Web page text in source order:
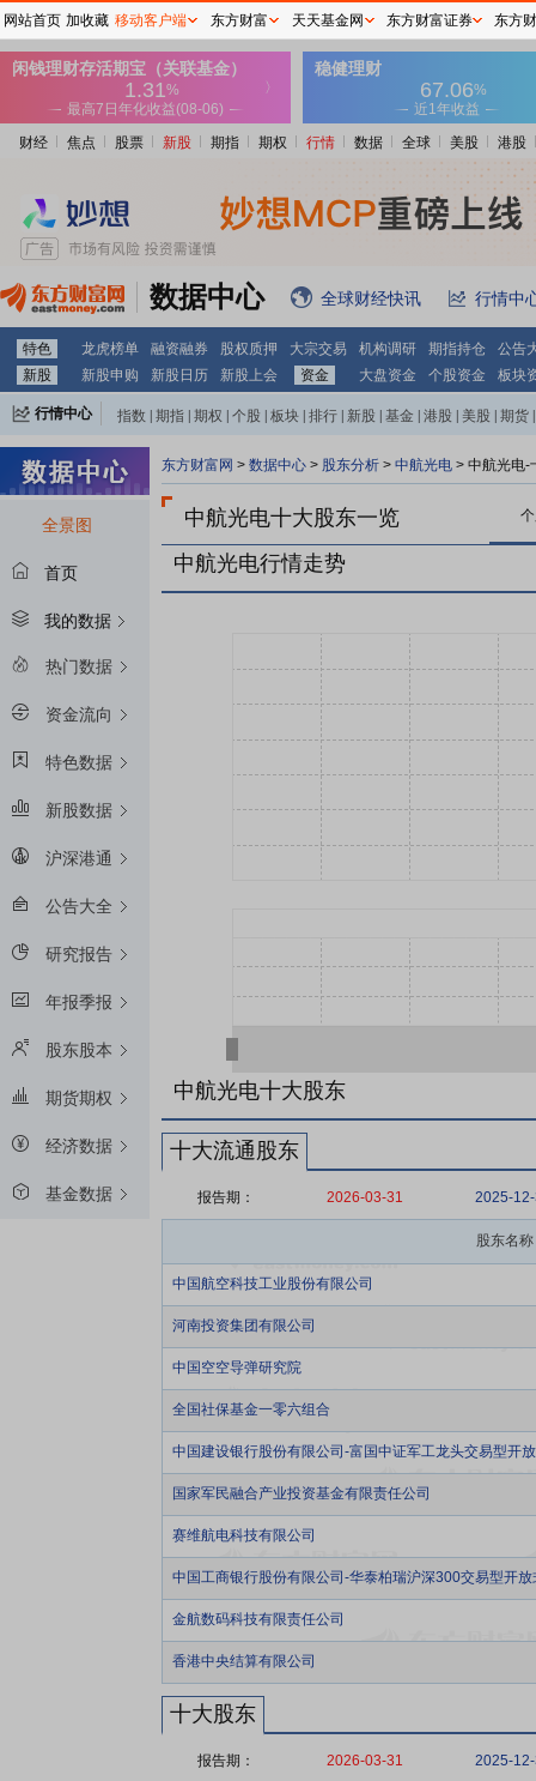
财经 焦点 股票 新股 期指 期权 行情 数据 全球 美股 港股
数据中心 全球财经快讯 行情中
特色 龙虎榜单 融资融券 股权质押 大宗交易 机构调研 期指持仓
公告
新股
新股申购 新股日历 新股上会 资金 大盘资金 个股资金 板块
行情中心 指数 期指 期权 个股 板块 排行 新股 基金 港股 美股 期货
全景图
首页
我的数据
热门数据
资金流向
特色数据
新股数据
沪深港通
公告大全
研究报告
年报季报
股东股本
期货期权
经济数据
基金数据
东方财富网 > 数据中心 > 股东分析 > 中航光电 > 中航光电-
中航光电十大股东一览
中航光电行情走势
中航光电十大股东
十大流通股东
报告期： 2026-03-31 2025-
股东名称
中国航空科技工业股份有限公司
河南投资集团有限公司
中国空空导弹研究院
全国社保基金一零六组合
中国建设银行股份有限公司-富国中证军工龙头交易型开
国家军民融合产业投资基金有限责任公司
赛维航电科技有限公司
中国工商银行股份有限公司-华泰柏瑞沪深300交易型开
金航数码科技有限责任公司
香港中央结算有限公司
十大股东
报告期： 2026-03-31 2025-
网站首页 加收藏 移动客户端 东方财富 天天基金网 东方财富证券 东方